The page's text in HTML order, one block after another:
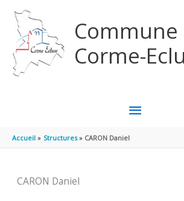
Commune
Corme-
MENU
Accueil Structures CARON Daniel
CARON Daniel